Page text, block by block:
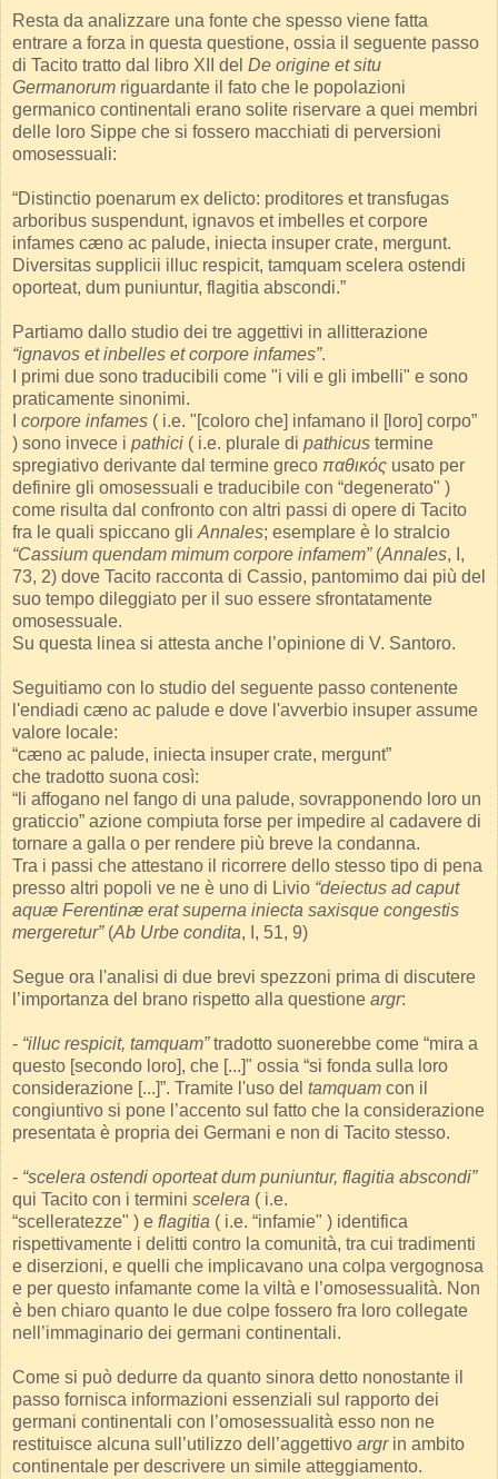
Resta da analizzare una fonte che spesso viene fatta
entrare a forza in questa questione, ossia il seguente passo
di Tacito tratto dal libro XII del De origine et situ
Germanorum riguardante il fato che le popolazioni
germanico continentali erano solite riservare a quei membri
delle loro Sippe che si fossero macchiati di perversioni
omosessuali:
“Distinctio poenarum ex delicto: proditores et transfugas
arboribus suspendunt, ignavos et imbelles et corpore
infames cæno ac palude, iniecta insuper crate, mergunt.
Diversitas supplicii illuc respicit, tamquam scelera ostendi
oporteat, dum puniuntur, flagitia abscondi.”
Partiamo dallo studio dei tre aggettivi in allitterazione
“ignavos et inbelles et corpore infames”.
I primi due sono traducibili come "i vili e gli imbelli" e sono
praticamente sinonimi.
corpore infames ( i.e. "[coloro che] infamano il [loro] corpo”
) sono invece i pathici ( i.e. plurale di pathicus termine
spregiativo derivante dal termine greco παθικός usato per
definire gli omosessuali e traducibile con “degenerato" )
come risulta dal confronto con altri passi di opere di Tacito
fra le quali spiccano gli Annales; esemplare è lo stralcio
“Cassium quendam mimum corpore infamem”(Annales, I,
73, 2) dove Tacito racconta di Cassio, pantomimo dai più del
suo tempo dileggiato per il suo essere sfrontatamente
omosessuale.
Su questa linea si attesta anche l’opinione di V. Santoro.
Seguitiamo con lo studio del seguente passo contenente
l'endiadi cæno ac palude e dove l'avverbio insuper assume
valore locale:
“cæno ac palude, iniecta insuper crate, mergunt”
che tradotto suona così:
“li affogano nel fango di una palude, sovrapponendo loro un
graticcio” azione compiuta forse per impedire al cadavere di
tornare a galla o per rendere più breve la condanna.
Tra i passi che attestano il ricorrere dello stesso tipo di pena
presso altri popoli ve ne è uno di Livio “deiectus ad caput
aquæ Ferentinæ erat superna iniecta saxisque congestis
mergeretur”(Ab Urbe condita, I, 51, 9)
Segue ora l'analisi di due brevi spezzoni prima di discutere
l’importanza del brano rispetto alla questione argr:
- “illuc respicit, tamquam”tradotto suonerebbe come “mira a
questo [secondo loro], che [...]" ossia “si fonda sulla loro
considerazione [...]”. Tramite l'uso del tamquam con il
congiuntivo si pone l’accento sul fatto che la considerazione
presentata è propria dei Germani e non di Tacito stesso.
- “scelera ostendi oporteat dum puniuntur, flagitia abscondi”
qui Tacito con i termini scelera ( i.e.
“scelleratezze" ) e flagitia ( i.e. “infamie" ) identifica
rispettivamente i delitti contro la comunità, tra cui tradimenti
e diserzioni, e quelli che implicavano una colpa vergognosa
e per questo infamante come la viltà e l’omosessualità. Non
è ben chiaro quanto le due colpe fossero fra loro collegate
nell’immaginario dei germani continentali.
Come si può dedurre da quanto sinora detto nonostante il
passo fornisca informazioni essenziali sul rapporto dei
germani continentali con l’omosessualità esso non ne
restituisce alcuna sull’utilizzo dell’aggettivo argr in ambito
continentale per descrivere un simile atteggiamento.